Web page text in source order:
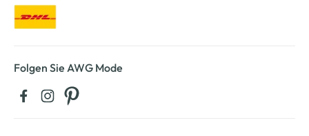
Folgen Sie AWG Mode